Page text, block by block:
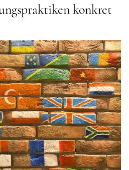
konkret